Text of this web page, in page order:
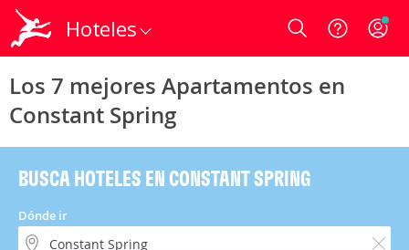
Hoteles Login
Los 7 mejores Apartamentos en
Constant Spring
BUSCA HOTELES EN CONSTANT SPRING
Dónde ir